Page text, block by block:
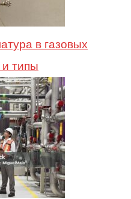
в газовых
типы